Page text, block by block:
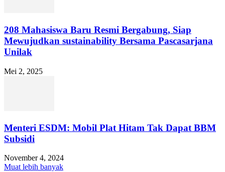
208 Mahasiswa Baru Resmi Bergabung, Siap
Mewujudkan sustainability Bersama Pascasarjana
Unilak
Mei 2, 2025
Menteri ESDM: Mobil Plat Hitam Tak Dapat BBM
Subsidi
November 4, 2024
Muat lebih banyak